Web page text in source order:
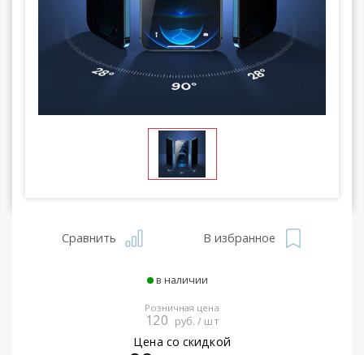
Сравнить В избранное
в наличии
Розничная цена
120 руб. / шт
Цена со скидкой